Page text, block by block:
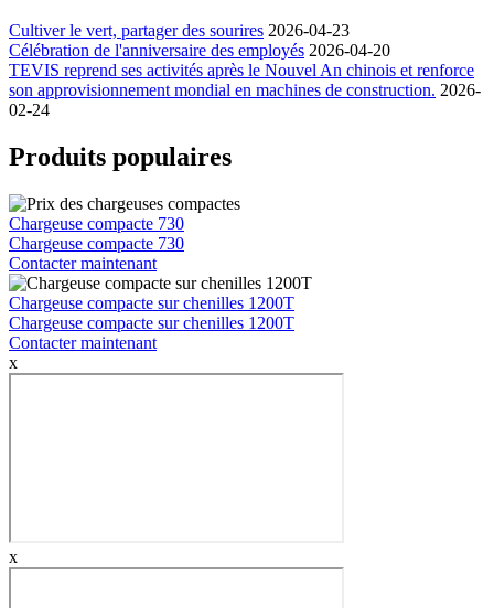
Cultiver le vert, partager des sourires 2026-04-23
Célébration de l'anniversaire des employés 2026-04-20
TEVIS reprend ses activités après le Nouvel An chinois et renforce
son approvisionnement mondial en machines de construction. 2026-
02-24
Produits populaires
Chargeuse compacte 730
Chargeuse compacte 730
Contacter maintenant
Chargeuse compacte sur chenilles 1200T
Chargeuse compacte sur chenilles 1200T
Contacter maintenant
x
x